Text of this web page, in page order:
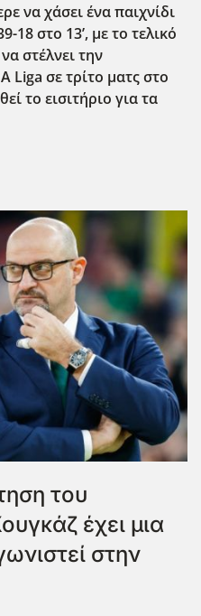
να χάσει ένα παιχνίδι
18 στο 13’, με το τελικό
στέλνει την
Liga σε τρίτο ματς στο
το εισιτήριο για τα
του
έχει μια
στην